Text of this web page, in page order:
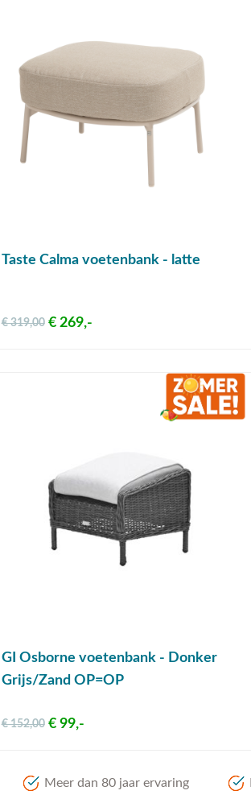
Taste Calma voetenbank - latte
€ 269,-
€ 319,00
GI Osborne voetenbank - Donker
Grijs/Zand OP=OP
€ 99,-
€ 152,00
Meer dan 80 jaar ervaring